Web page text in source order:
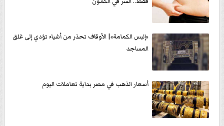
«إلبس الكمامة»| الأوقاف تحذر من أشياء تؤدي إلى غلق
المساجد
أسعار الذهب في مصر بداية تعاملات اليوم